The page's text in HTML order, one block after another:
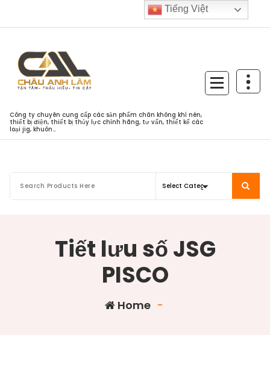
Công ty chuyên cung cấp các sản phẩm chân không khí nén,
thiết bị điện, thiết bị thủy lực chính hãng, tư vấn, thiết kế các
loại jig, khuôn...
Tiết lưu số JSG
PISCO
Home -
Tiếng Việt